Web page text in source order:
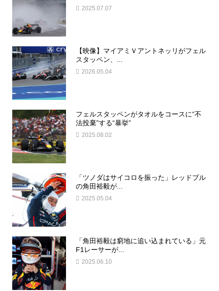
2025.07.07
【映像】マイアミＶアントネッリがフェル
スタッペン、...
2026.05.04
フェルスタッペンがタオルをコースに“不
法投棄”する“暴挙”
2025.08.02
「ツノダはサイコロを振った」レッドブル
の角田裕毅が...
2025.05.04
「角田裕毅は窮地に追い込まれている」元
F1レーサーが...
2025.06.10